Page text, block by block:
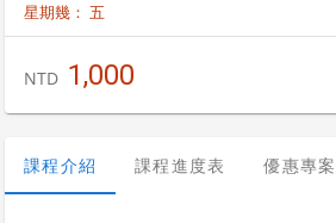
星期幾： 五
NTD 1,000
課程介紹 課程進度表 優惠專案